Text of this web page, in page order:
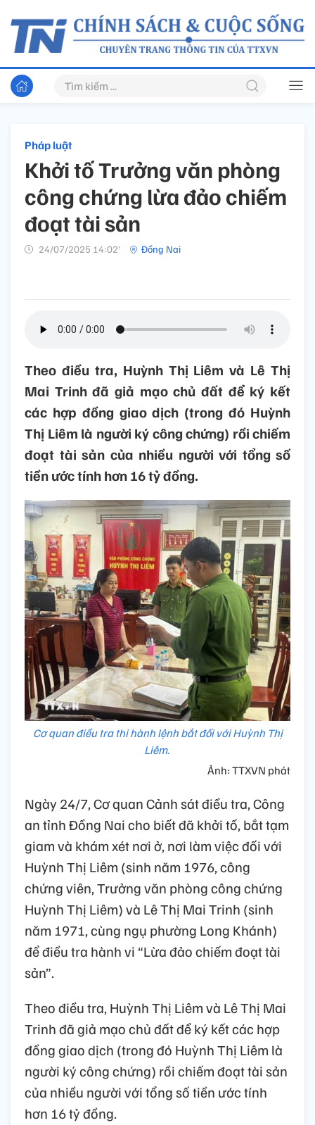
Pháp luật
Khởi tố Trưởng văn phòng
công chứng lừa đảo chiếm
đoạt tài sản
24/07/2025 14:02’ Đồng Nai
Theo điều tra, Huỳnh Thị Liêm và Lê Thị
Mai Trinh đã giả mạo chủ đất để ký kết
các hợp đồng giao dịch (trong đó Huỳnh
Thị Liêm là người ký công chứng) rồi chiếm
đoạt tài sản của nhiều người với tổng số
tiền ước tính hơn 16 tỷ đồng.
Cơ quan điều tra thi hành lệnh bắt đối với Huỳnh Thị
Liêm.
Ảnh: TTXVN phát
Ngày 24/7, Cơ quan Cảnh sát điều tra, Công
an tỉnh Đồng Nai cho biết đã khởi tố, bắt tạm
giam và khám xét nơi ở, nơi làm việc đối với
Huỳnh Thị Liêm (sinh năm 1976, công
chứng viên, Trưởng văn phòng công chứng
Huỳnh Thị Liêm) và Lê Thị Mai Trinh (sinh
năm 1971, cùng ngụ phường Long Khánh)
để điều tra hành vi “Lừa đảo chiếm đoạt tài
sản”.
Theo điều tra, Huỳnh Thị Liêm và Lê Thị Mai
Trinh đã giả mạo chủ đất để ký kết các hợp
đồng giao dịch (trong đó Huỳnh Thị Liêm là
người ký công chứng) rồi chiếm đoạt tài sản
của nhiều người với tổng số tiền ước tính
hơn 16 tỷ đồng.